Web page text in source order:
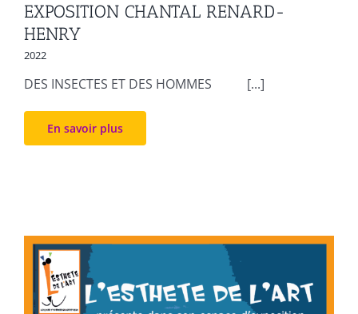
EXPOSITION CHANTAL RENARD-
HENRY
2022
DES INSECTES ET DES HOMMES [...]
En savoir plus